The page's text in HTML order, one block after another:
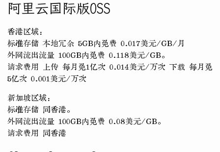
阿里云国际版OSS
香港区域：
标准存储 本地冗余 5GB内免费 0.017美元/GB/月
外网流出流量 100GB内免费 0.118美元/GB。
请求费用 上传 每月免1亿次 0.014美元/万次 下载 每月免
5亿次 0.001美元/万次
新加坡区域：
标准存储 同香港。
外网流出流量 100GB内免费 0.08美元/GB。
请求费用 同香港